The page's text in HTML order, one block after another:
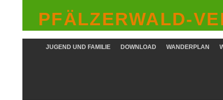
PFÄLZERWALD-
WANDERPLAN
DOWNLOAD
JUGEND UND FAMILIE